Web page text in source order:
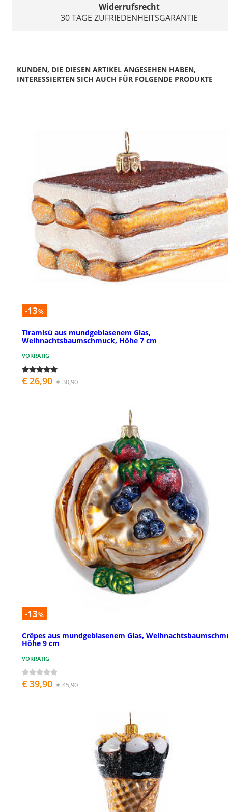
Widerrufsrecht
30 TAGE ZUFRIEDENHEITSGARANTIE
KUNDEN, DIE DIESEN ARTIKEL ANGESEHEN HABEN,
INTERESSIERTEN SICH AUCH FÜR FOLGENDE PRODUKTE
-13%
Tiramisù aus mundgeblasenem Glas,
Weihnachtsbaumschmuck, Höhe 7 cm
VORRÄTIG
€ 26,90 € 30,90
-13%
Crêpes aus mundgeblasenem Glas,
Höhe 9 cm
VORRÄTIG
€ 39,90 € 45,90